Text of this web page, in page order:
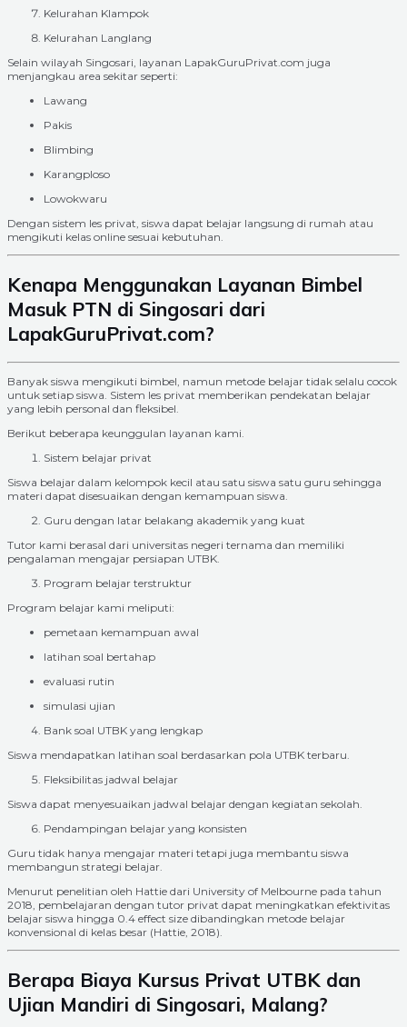
Kelurahan Klampok
Kelurahan Langlang
Selain wilayah Singosari, layanan LapakGuruPrivat.com juga
menjangkau area sekitar seperti:
Lawang
Pakis
Blimbing
Karangploso
Lowokwaru
Dengan sistem les privat, siswa dapat belajar langsung di rumah atau
mengikuti kelas online sesuai kebutuhan.
Kenapa Menggunakan Layanan Bimbel
Masuk PTN di Singosari dari
LapakGuruPrivat.com?
Banyak siswa mengikuti bimbel, namun metode belajar tidak selalu cocok
untuk setiap siswa. Sistem les privat memberikan pendekatan belajar
yang lebih personal dan fleksibel.
Berikut beberapa keunggulan layanan kami.
Sistem belajar privat
Siswa belajar dalam kelompok kecil atau satu siswa satu guru sehingga
materi dapat disesuaikan dengan kemampuan siswa.
Guru dengan latar belakang akademik yang kuat
Tutor kami berasal dari universitas negeri ternama dan memiliki
pengalaman mengajar persiapan UTBK.
Program belajar terstruktur
Program belajar kami meliputi:
pemetaan kemampuan awal
latihan soal bertahap
evaluasi rutin
simulasi ujian
Bank soal UTBK yang lengkap
Siswa mendapatkan latihan soal berdasarkan pola UTBK terbaru.
Fleksibilitas jadwal belajar
Siswa dapat menyesuaikan jadwal belajar dengan kegiatan sekolah.
Pendampingan belajar yang konsisten
Guru tidak hanya mengajar materi tetapi juga membantu siswa
membangun strategi belajar.
Menurut penelitian oleh Hattie dari University of Melbourne pada tahun
2018, pembelajaran dengan tutor privat dapat meningkatkan efektivitas
belajar siswa hingga 0.4 effect size dibandingkan metode belajar
konvensional di kelas besar (Hattie, 2018).
Berapa Biaya Kursus Privat UTBK dan
Ujian Mandiri di Singosari, Malang?